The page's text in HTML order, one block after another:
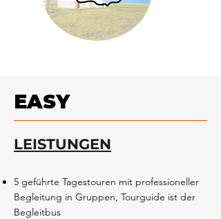
EASY
LEISTUNGEN
5 geführte Tagestouren mit professioneller
Begleitung in Gruppen, Tourguide ist der
Begleitbus